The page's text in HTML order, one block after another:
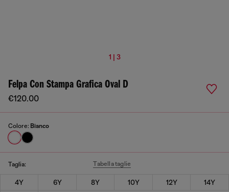
1 | 3
Felpa Con Stampa Grafica Oval D
€120.00
Colore: Bianco
Taglia: Tabella taglie
4Y 6Y 8Y 10Y 12Y
14Y